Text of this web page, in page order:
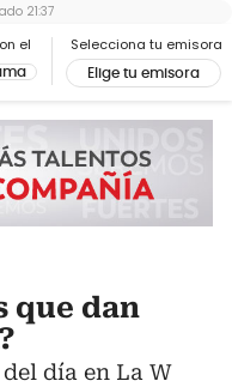
el Selecciona tu emisora
Elige tu emisora
21:37
que dan
día en La W